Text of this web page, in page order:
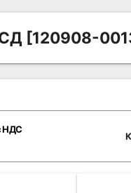
[120908-
НДС